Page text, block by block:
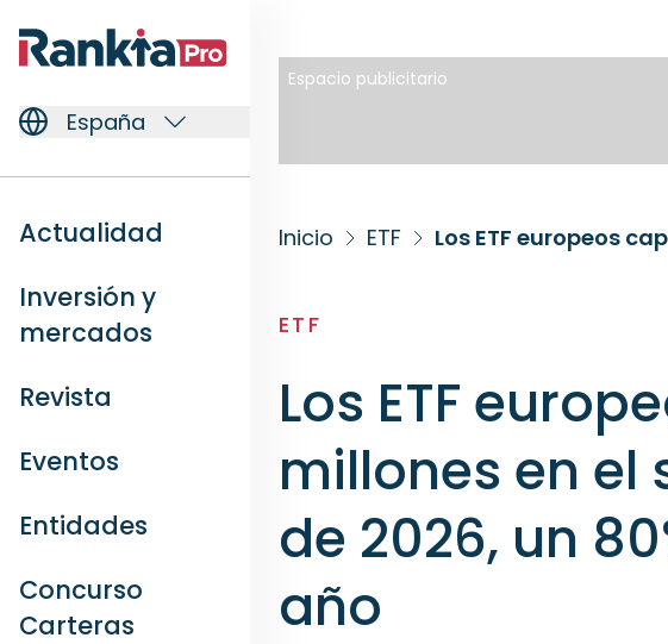
España
Actualidad
Inversión y
mercados
Revista
Eventos
Entidades
Concurso
Carteras
Espacio publicitario
Inicio ETF
ETF
Los ETF
millones en el
de 2026, un
año